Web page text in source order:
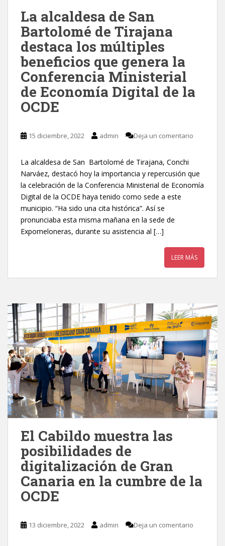
La alcaldesa de San
Bartolomé de Tirajana
destaca los múltiples
beneficios que genera la
Conferencia Ministerial
de Economía Digital de la
OCDE
15 diciembre, 2022 admin Deja un comentario
La alcaldesa de San Bartolomé de Tirajana, Conchi
Narváez, destacó hoy la importancia y repercusión que
la celebración de la Conferencia Ministerial de Economía
Digital de la OCDE haya tenido como sede a este
municipio. “Ha sido una cita histórica”. Así se
pronunciaba esta misma mañana en la sede de
Expomeloneras, durante su asistencia al […]
LEER MÁS
El Cabildo muestra las
posibilidades de
digitalización de Gran
Canaria en la cumbre de la
OCDE
13 diciembre, 2022 admin Deja un comentario